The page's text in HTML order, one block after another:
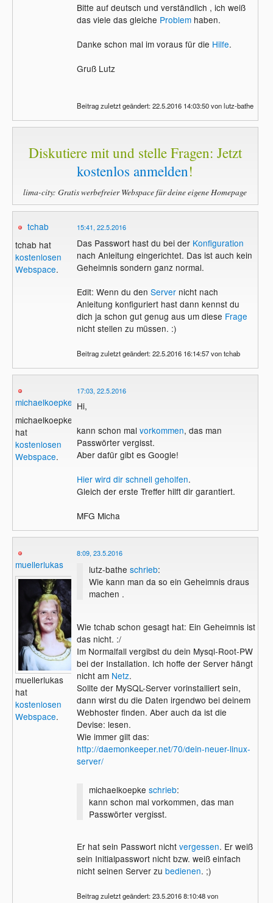
Bitte auf deutsch und verständlich , ich weiß
das viele das gleiche Problemhaben.
Danke schon mal im voraus für die Hilfe.
Gruß Lutz
Beitrag zuletzt geändert: 22.5.2016 14:03:50 von lutz-bathe
Diskutiere mit und stelle Fragen: Jetzt
kostenlos anmelden!
lima-city: Gratis werbefreier Webspace für deine eigene Homepage
tchab
tchab hat
kostenlosen
Webspace.
15:41, 22.5.2016
Das Passwort hast du bei der Konfiguration
nach Anleitung eingerichtet. Das ist auch kein
Geheimnis sondern ganz normal.
Edit: Wenn du den Servernicht nach
Anleitung konfiguriert hast dann kennst du
dich ja schon gut genug aus um diese Frage
nicht stellen zu müssen. :)
Beitrag zuletzt geändert: 22.5.2016 16:14:57 von tchab
michaelkoepke
michaelkoepke
hat
kostenlosen
Webspace.
17:03, 22.5.2016
Hi,
kann schon mal vorkommen, das man
Passwörter vergisst.
Aber dafür gibt es Google!
Hier wird dir schnell geholfen.
Gleich der erste Treffer hilft dir garantiert.
MFG Micha
muellerlukas
muellerlukas
hat
kostenlosen
Webspace.
8:09, 23.5.2016
lutz-bathe schrieb:
Wie kann man da so ein Geheimnis draus
machen .
Wie tchab schon gesagt hat: Ein Geheimnis ist
das nicht. :/
Im Normalfall vergibst du dein Mysql-Root-PW
bei der Installation. Ich hoffe der Server hängt
nicht am Netz.
Sollte der MySQL-Server vorinstalliert sein,
dann wirst du die Daten irgendwo bei deinem
Webhoster finden. Aber auch da ist die
Devise: lesen.
Wie immer gilt das:
http://daemonkeeper.net/70/dein-neuer-linux-
server/
michaelkoepke schrieb:
kann schon mal vorkommen, das man
Passwörter vergisst.
Er hat sein Passwort nicht vergessen. Er weiß
sein Initialpasswort nicht bzw. weiß einfach
nicht seinen Server zu bedienen. ;)
Beitrag zuletzt geändert: 23.5.2016 8:10:48 von